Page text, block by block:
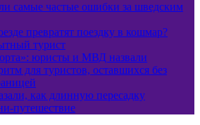
самые частые ошибки за шведским
превратят поездку в кошмар?
турист
юристы и МВД назвали
для туристов, оставшихся без
как длинную пересадку
путешествие